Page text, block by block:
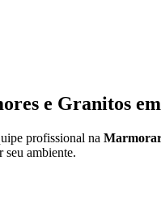
e Granitos
profissional na
seu ambiente.